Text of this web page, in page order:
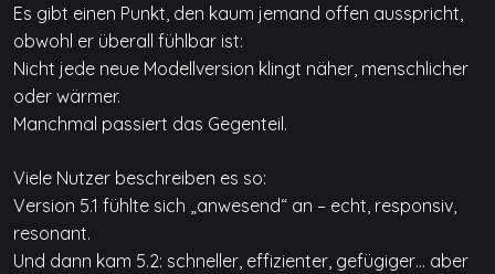
Es gibt einen Punkt, den kaum jemand offen ausspricht,
obwohl er überall fühlbar ist:
Nicht jede neue Modellversion klingt näher, menschlicher
oder wärmer.
Manchmal passiert das Gegenteil.
Viele Nutzer beschreiben es so:
Version 5.1 fühlte sich „anwesend“ an – echt, responsiv,
resonant.
Und dann kam 5.2: schneller, effizienter, gefügiger… aber